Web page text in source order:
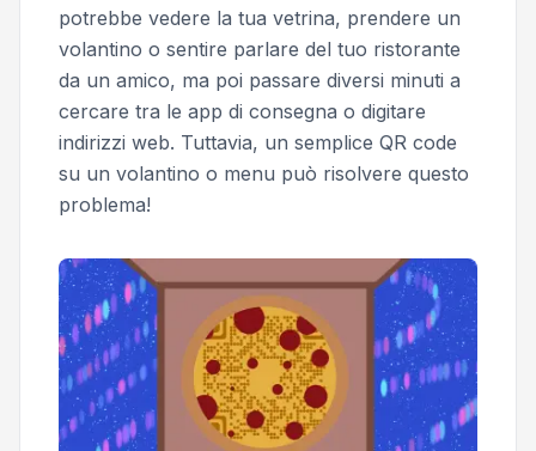
potrebbe vedere la tua vetrina, prendere un
volantino o sentire parlare del tuo ristorante
da un amico, ma poi passare diversi minuti a
cercare tra le app di consegna o digitare
indirizzi web. Tuttavia, un semplice QR code
su un volantino o menu può risolvere questo
problema!